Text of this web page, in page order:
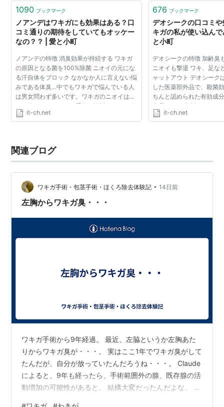
回は、長年重度のワキガに悩み、あらゆる市…
1090 ブックマーク
ノアンデはワキガにも効果はある？口
コミ通りの期待をしていてもオッケー
なの？？ | 愛と小町
ノアンデの特徴 消臭効果が持続する ワキガ
の原因となる菌を100%除菌 ニオイの元にな
る汗自体をブロック なかなか人に言えない悩
みである体臭…中でもワキガで悩んでいる人
は男女問わず多いです。ワキガのニオイは人
から嫌がられるから、手術を検討している人
もいますよね。 でも「ワキガの手術をする前
it-ch.net
676 ブックマーク
デオシークの口コミ
キガの私が使い込ん
と小町
デオシークの特徴 加齢臭
ニオイも撃退 ワキ、足な
ャットアウト デオシーク
した医薬部外品で、殺菌
ちんと認められた有効成
商品です。 市販されてい
ームと比べると、医薬部
it-ch.net
関連ブログ
ワキガ手術・包茎手術・ほくろ除去体験記 • 14日前
左胸からワキガ臭・・・
ワキガ手術から9年経過。 最近、左脇というか左胸あた
りからワキガ臭が・・・。 実はここ1年でワキガ臭がして
たんだが、自分が放っていたんだろうね・・・。 Claude
によると、9年も経ったら、手術範囲外の腺、既存腺の活
動増加の可能性があると。 結構大変だったんだよな。 も